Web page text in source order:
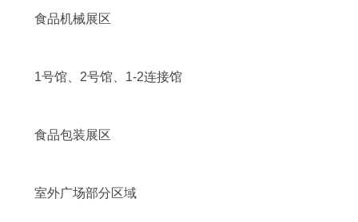
食品机械展区
1号馆、2号馆、1-2连接馆
食品包装展区
室外广场部分区域